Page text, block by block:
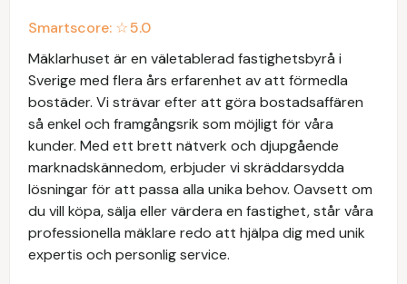
Smartscore: ☆5.0
Mäklarhuset är en väletablerad fastighetsbyrå i
Sverige med flera års erfarenhet av att förmedla
bostäder. Vi strävar efter att göra bostadsaffären
så enkel och framgångsrik som möjligt för våra
kunder. Med ett brett nätverk och djupgående
marknadskännedom, erbjuder vi skräddarsydda
lösningar för att passa alla unika behov. Oavsett om
du vill köpa, sälja eller värdera en fastighet, står våra
professionella mäklare redo att hjälpa dig med unik
expertis och personlig service.